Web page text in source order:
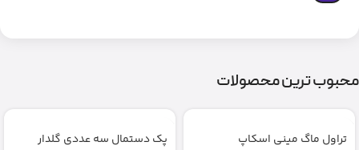
محبوب ترین محصولات
تراول ماگ مینی اسکاپ پک دستمال سه عددی گلدار